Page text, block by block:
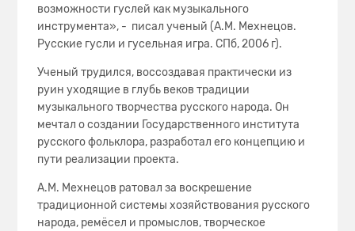
возможности гуслей как музыкального
инструмента», - писал ученый (А.М. Мехнецов.
Русские гусли и гусельная игра. СПб, 2006 г).
Ученый трудился, воссоздавая практически из
руин уходящие в глубь веков традиции
музыкального творчества русского народа. Он
мечтал о создании Государственного института
русского фольклора, разработал его концепцию и
пути реализации проекта.
А.М. Мехнецов ратовал за воскрешение
традиционной системы хозяйствования русского
народа, ремёсел и промыслов, творческое